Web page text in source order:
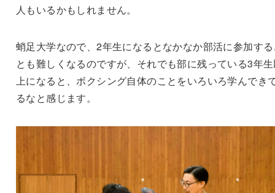
人もいるかもしれません。
蛸足大学なので、2年生になるとなかなか部活に参加す
とも難しくなるのですが、それでも部に残っている3年
上になると、ボクシング自体のことをいろいろ学んでき
るなと感じます。